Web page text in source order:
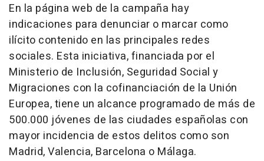
En la página web de la campaña hay
indicaciones para denunciar o marcar como
ilícito contenido en las principales redes
sociales. Esta iniciativa, financiada por el
Ministerio de Inclusión, Seguridad Social y
Migraciones con la cofinanciación de la Unión
Europea, tiene un alcance programado de más de
500.000 jóvenes de las ciudades españolas con
mayor incidencia de estos delitos como son
Madrid, Valencia, Barcelona o Málaga.